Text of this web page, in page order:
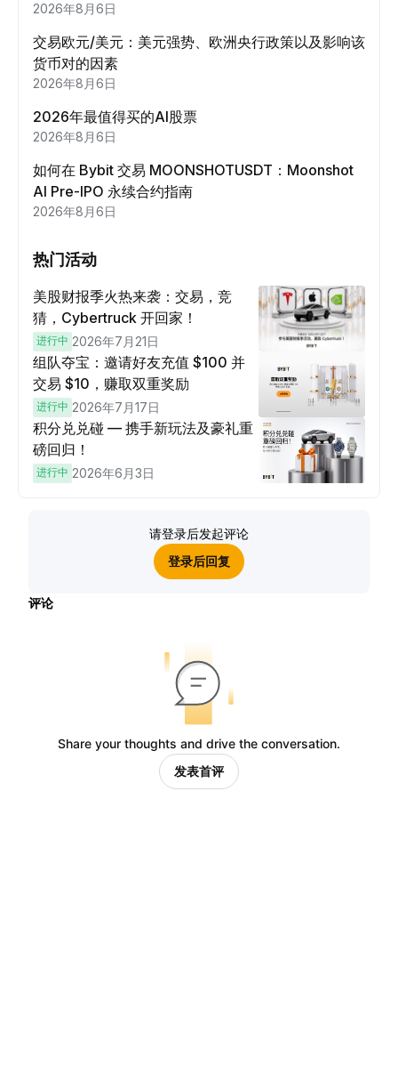
2026年8月6日
交易欧元/美元：美元强势、欧洲央行政策以及影响该
货币对的因素
2026年8月6日
2026年最值得买的AI股票
2026年8月6日
如何在 Bybit 交易 MOONSHOTUSDT：Moonshot
AI Pre-IPO 永续合约指南
2026年8月6日
热门活动
美股财报季火热来袭：交易，竞
猜，Cybertruck 开回家！
进行中 2026年7月21日
组队夺宝：邀请好友充值 $100 并
交易 $10，赚取双重奖励
进行中 2026年7月17日
积分兑兑碰 — 携手新玩法及豪礼重
磅回归！
进行中 2026年6月3日
请登录后发起评论
登录后回复
评论
Share your thoughts and drive the conversation.
发表首评